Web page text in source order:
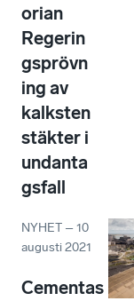
orian
Regerin
gsprövn
ing av
kalksten
stäkter i
undanta
gsfall
NYHET –10
augusti 2021
Cementas